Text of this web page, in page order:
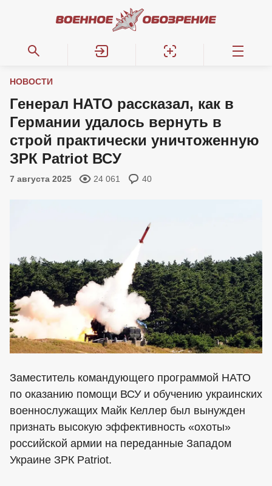
НОВОСТИ
Генерал НАТО рассказал, как в
Германии удалось вернуть в
строй практически уничтоженную
ЗРК Patriot ВСУ
7 августа 2025 24 061 40
Заместитель командующего программой НАТО
по оказанию помощи ВСУ и обучению украинских
военнослужащих Майк Келлер был вынужден
признать высокую эффективность «охоты»
российской армии на переданные Западом
Украине ЗРК Patriot.